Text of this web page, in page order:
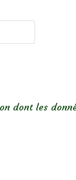
dont les